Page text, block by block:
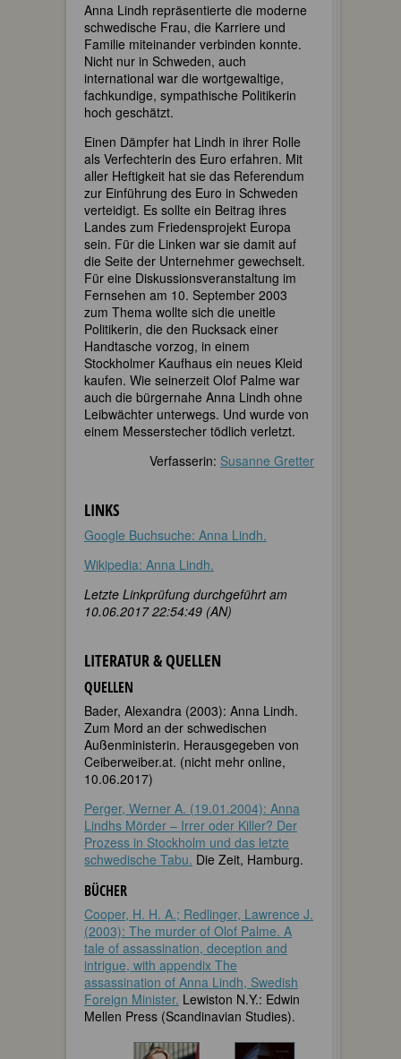
Anna Lindh repräsentierte die moderne
schwedische Frau, die Karriere und
Familie miteinander verbinden konnte.
Nicht nur in Schweden, auch
international war die wortgewaltige,
fachkundige, sympathische Politikerin
hoch geschätzt.
Einen Dämpfer hat Lindh in ihrer Rolle
als Verfechterin des Euro erfahren. Mit
aller Heftigkeit hat sie das Referendum
zur Einführung des Euro in Schweden
verteidigt. Es sollte ein Beitrag ihres
Landes zum Friedensprojekt Europa
sein. Für die Linken war sie damit auf
die Seite der Unternehmer gewechselt.
Für eine Diskussionsveranstaltung im
Fernsehen am 10. September 2003
zum Thema wollte sich die uneitle
Politikerin, die den Rucksack einer
Handtasche vorzog, in einem
Stockholmer Kaufhaus ein neues Kleid
kaufen. Wie seinerzeit Olof Palme war
auch die bürgernahe Anna Lindh ohne
Leibwächter unterwegs. Und wurde von
einem Messerstecher tödlich verletzt.
Verfasserin: Susanne Gretter
LINKS
Google Buchsuche: Anna Lindh.
Wikipedia: Anna Lindh.
Letzte Linkprüfung durchgeführt am
10.06.2017 22:54:49 (AN)
LITERATUR & QUELLEN
QUELLEN
Bader, Alexandra (2003): Anna Lindh.
Zum Mord an der schwedischen
Außenministerin. Herausgegeben von
Ceiberweiber.at. (nicht mehr online,
10.06.2017)
Perger, Werner A. (19.01.2004): Anna
Lindhs Mörder – Irrer oder Killer? Der
Prozess in Stockholm und das letzte
schwedische Tabu. Die Zeit, Hamburg.
BÜCHER
Cooper, H. H. A.; Redlinger, Lawrence J.
(2003): The murder of Olof Palme. A
tale of assassination, deception and
intrigue, with appendix The
assassination of Anna Lindh, Swedish
Foreign Minister. Lewiston N.Y.: Edwin
Mellen Press (Scandinavian Studies).